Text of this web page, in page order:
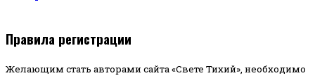
Правила регистрации
Желающим стать авторами сайта «Свете Тихий», необходимо